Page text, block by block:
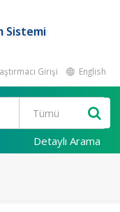
Sistemi
Girişi English
Detaylı Arama